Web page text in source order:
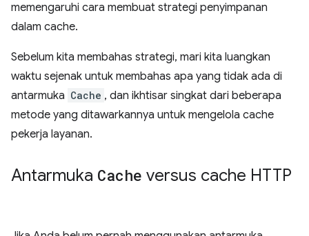
memengaruhi cara membuat strategi penyimpanan
dalam cache.
Sebelum kita membahas strategi, mari kita luangkan
waktu sejenak untuk membahas apa yang tidak ada di
antarmuka Cache , dan ikhtisar singkat dari beberapa
metode yang ditawarkannya untuk mengelola cache
pekerja layanan.
Antarmuka Cache versus cache HTTP